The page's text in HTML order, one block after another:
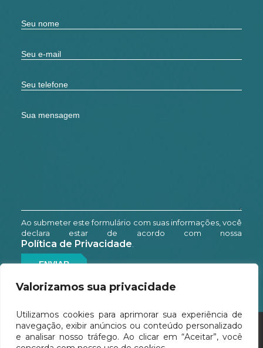
Valorizamos sua privacidade
Utilizamos cookies para aprimorar sua experiência de
navegação, exibir anúncios ou conteúdo personalizado
e analisar nosso tráfego. Ao clicar em “Aceitar”, você
Ao submeter este formulário com suas informações, você
declara estar de acordo com nossa
Política de Privacidade